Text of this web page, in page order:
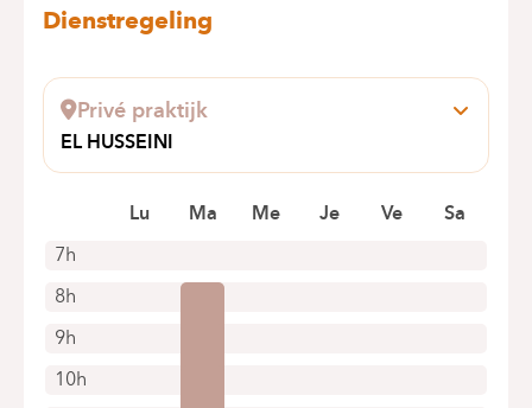
Dienstregeling
Privé praktijk
EL HUSSEINI
avenue Louise 284
7h
8h
9h
10h
Lu Ma Me Je Ve Sa